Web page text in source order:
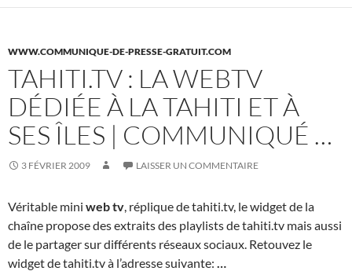
WWW.COMMUNIQUE-DE-PRESSE-GRATUIT.COM
TAHITI.TV : LA WEBTV
DÉDIÉE À LA TAHITI ET À
SES ÎLES | COMMUNIQUÉ …
3 FÉVRIER 2009 LAISSER UN COMMENTAIRE
Véritable mini web tv, réplique de tahiti.tv, le widget de la
chaîne propose des extraits des playlists de tahiti.tv mais aussi
de le partager sur différents réseaux sociaux. Retouvez le
widget de tahiti.tv à l’adresse suivante: …